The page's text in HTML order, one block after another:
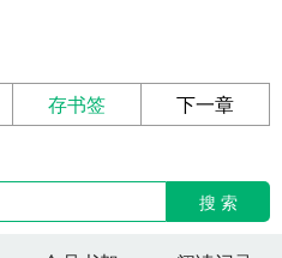
存书签 下一章
搜 索